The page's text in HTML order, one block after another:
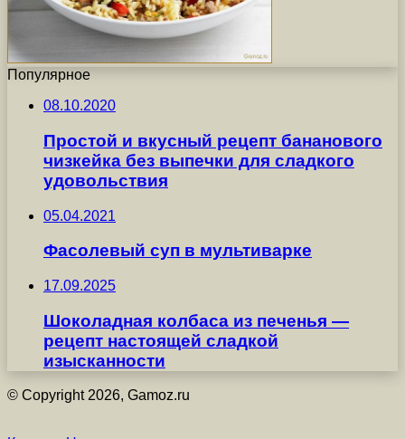
Популярное
08.10.2020
Простой и вкусный рецепт бананового
чизкейка без выпечки для сладкого
удовольствия
05.04.2021
Фасолевый суп в мультиварке
17.09.2025
Шоколадная колбаса из печенья —
рецепт настоящей сладкой
изысканности
© Copyright 2026, Gamoz.ru